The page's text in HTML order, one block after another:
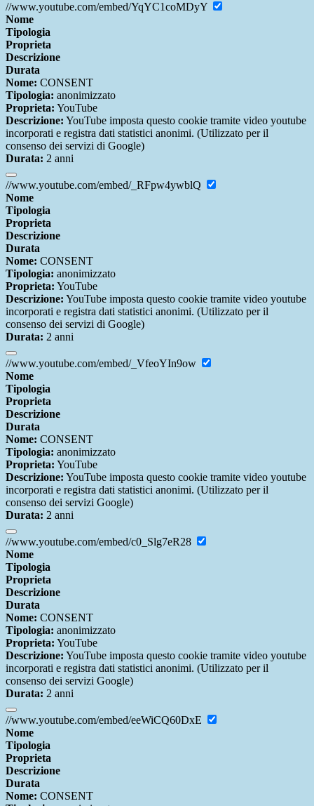
//www.youtube.com/embed/YqYC1coMDyY
Nome
Tipologia
Proprieta
Descrizione
Durata
Nome: CONSENT
Tipologia: anonimizzato
Proprieta: YouTube
Descrizione: YouTube imposta questo cookie tramite video youtube
incorporati e registra dati statistici anonimi. (Utilizzato per il
consenso dei servizi di Google)
Durata: 2 anni
//www.youtube.com/embed/_RFpw4ywblQ
Nome
Tipologia
Proprieta
Descrizione
Durata
Nome: CONSENT
Tipologia: anonimizzato
Proprieta: YouTube
Descrizione: YouTube imposta questo cookie tramite video youtube
incorporati e registra dati statistici anonimi. (Utilizzato per il
consenso dei servizi di Google)
Durata: 2 anni
//www.youtube.com/embed/_VfeoYIn9ow
Nome
Tipologia
Proprieta
Descrizione
Durata
Nome: CONSENT
Tipologia: anonimizzato
Proprieta: YouTube
Descrizione: YouTube imposta questo cookie tramite video youtube
incorporati e registra dati statistici anonimi. (Utilizzato per il
consenso dei servizi Google)
Durata: 2 anni
//www.youtube.com/embed/c0_Slg7eR28
Nome
Tipologia
Proprieta
Descrizione
Durata
Nome: CONSENT
Tipologia: anonimizzato
Proprieta: YouTube
Descrizione: YouTube imposta questo cookie tramite video youtube
incorporati e registra dati statistici anonimi. (Utilizzato per il
consenso dei servizi Google)
Durata: 2 anni
//www.youtube.com/embed/eeWiCQ60DxE
Nome
Tipologia
Proprieta
Descrizione
Durata
Nome: CONSENT